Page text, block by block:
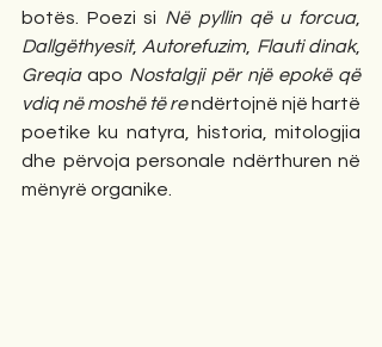
botës. Poezi si Në pyllin që u forcua
Dallgëthyesit, Autorefuzim, Flauti dinak
Greqia apo Nostalgji për një epokë që
vdiq në moshë të re ndërtojnë një hartë
poetike ku natyra, historia, mitologjia
dhe përvoja personale ndërthuren në
mënyrë organike.